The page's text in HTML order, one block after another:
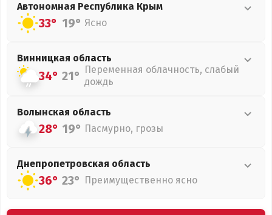
Автономная Республика Крым
33° 19° Ясно
Винницкая область
34° 21° Переменная облачность, слабый
дождь
Волынская область
28° 19° Пасмурно, грозы
Днепропетровская область
36° 23° Преимущественно ясно